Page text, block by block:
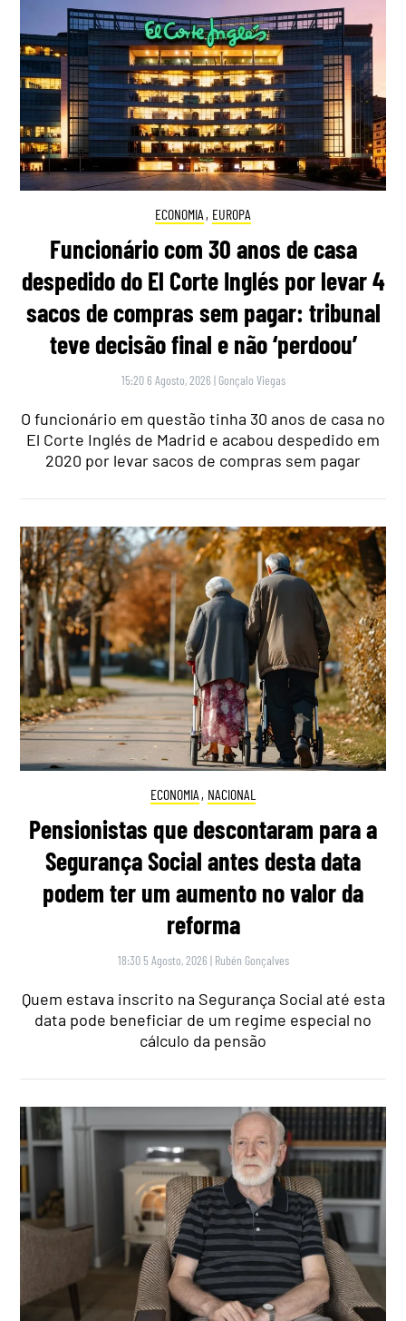
ECONOMIA , EUROPA
Funcionário com 30 anos de casa
despedido do El Corte Inglés por levar 4
sacos de compras sem pagar: tribunal
teve decisão final e não ‘perdoou’
15:20 6 Agosto, 2026 | Gonçalo Viegas
O funcionário em questão tinha 30 anos de casa no
El Corte Inglés de Madrid e acabou despedido em
2020 por levar sacos de compras sem pagar
ECONOMIA , NACIONAL
Pensionistas que descontaram para a
Segurança Social antes desta data
podem ter um aumento no valor da
reforma
18:30 5 Agosto, 2026 | Rubén Gonçalves
Quem estava inscrito na Segurança Social até esta
data pode beneficiar de um regime especial no
cálculo da pensão